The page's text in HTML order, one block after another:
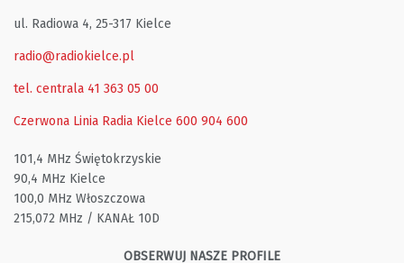
ul. Radiowa 4, 25-317 Kielce
radio@radiokielce.pl
tel. centrala 41 363 05 00
Czerwona Linia Radia Kielce 600 904 600
101,4 MHz Świętokrzyskie
90,4 MHz Kielce
100,0 MHz Włoszczowa
215,072 MHz / KANAŁ 10D
OBSERWUJ NASZE PROFILE